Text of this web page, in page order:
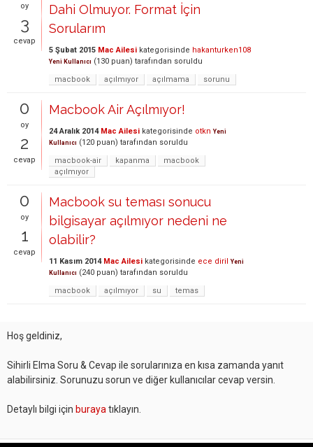
oy
3
cevap
Dahi Olmuyor. Format İçin
Sorularım
5 Şubat 2015 Mac Ailesi kategorisinde hakanturken108
Yeni Kullanıcı (130 puan) tarafından soruldu
macbook
açılmıyor açılmama sorunu
0
oy
2
cevap
Macbook Air Açılmıyor!
24 Aralık 2014 Mac Ailesi kategorisinde otkn Yeni
Kullanıcı (120 puan) tarafından soruldu
macbook-air
kapanma
macbook
açılmıyor
0
oy
1
cevap
Macbook su teması sonucu
bilgisayar açılmıyor nedeni ne
olabilir?
11 Kasım 2014 Mac Ailesi kategorisinde ece diril Yeni
Kullanıcı (240 puan) tarafından soruldu
macbook
açılmıyor su temas
Hoş geldiniz,
Sihirli Elma Soru & Cevap ile sorularınıza en kısa zamanda yanıt
alabilirsiniz. Sorunuzu sorun ve diğer kullanıcılar cevap versin.
Detaylı bilgi için buraya tıklayın.